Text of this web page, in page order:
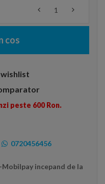
cos
peste 600 Ron.
0720456456
incepand de la